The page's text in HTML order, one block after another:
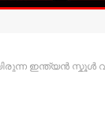
ഇന്ത്യൻ സ്കൂൾ